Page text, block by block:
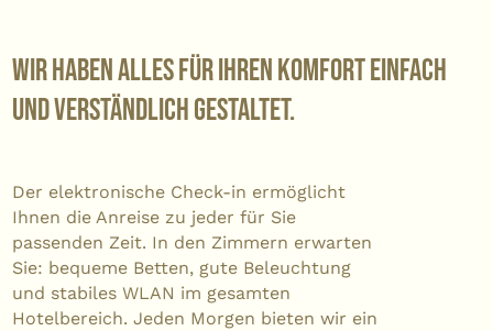
Wir haben alles für Ihren Komfort einfach
und verständlich gestaltet.
Der elektronische Check-in ermöglicht
Ihnen die Anreise zu jeder für Sie
passenden Zeit. In den Zimmern erwarten
Sie: bequeme Betten, gute Beleuchtung
und stabiles WLAN im gesamten
Hotelbereich. Jeden Morgen bieten wir ein